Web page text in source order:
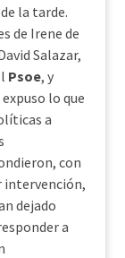
la tarde.
de Irene de
Salazar,
Psoe, y
lo que
a
con
intervención,
dejado
a